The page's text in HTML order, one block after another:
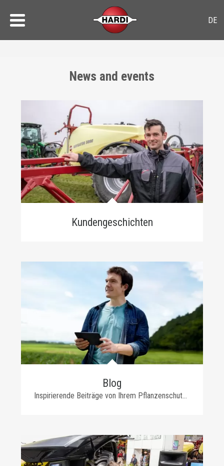
News and events
Kundengeschichten
Blog
Inspirierende Beiträge von Ihrem Pflanzenschutzpartner